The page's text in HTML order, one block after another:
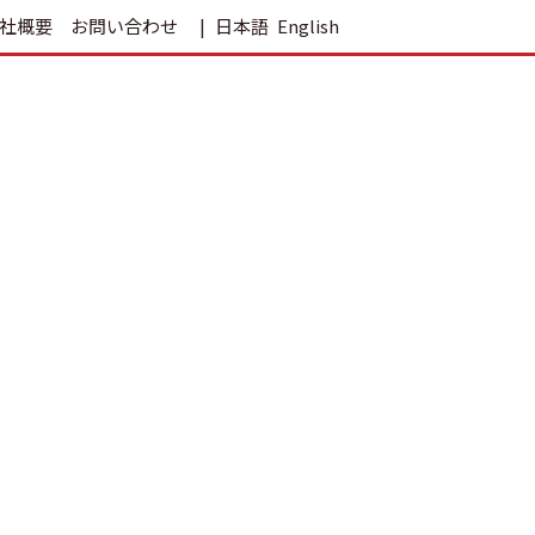
概要 お問い合わせ 日本語 English